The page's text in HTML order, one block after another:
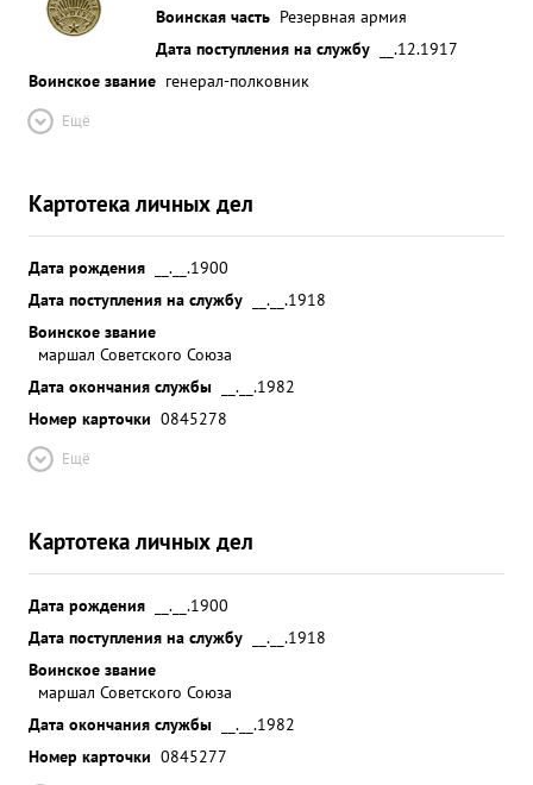
Воинская часть Резервная армия
Дата поступления на службу
__.12.1917
Воинское звание генерал-полковник
Ещё
Картотека личных дел
Дата рождения
__.__.1900
Дата поступления на службу
__.__.1918
Воинское звание
маршал Советского Союза
Дата окончания службы
__.__.1982
Номер карточки 0845278
Ещё
Картотека личных дел
Дата рождения
__.__.1900
Дата поступления на службу
__.__.1918
Воинское звание
маршал Советского Союза
Дата окончания службы
__.__.1982
Номер карточки 0845277